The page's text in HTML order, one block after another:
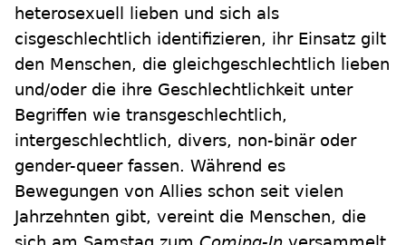
heterosexuell lieben und sich als
cisgeschlechtlich identifizieren, ihr Einsatz gilt
den Menschen, die gleichgeschlechtlich lieben
und/oder die ihre Geschlechtlichkeit unter
Begriffen wie transgeschlechtlich,
intergeschlechtlich, divers, non-binär oder
gender-queer fassen. Während es
Bewegungen von Allies schon seit vielen
Jahrzehnten gibt, vereint die Menschen, die